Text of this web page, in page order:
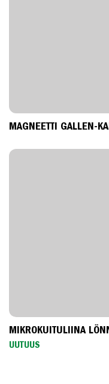
MAGNEETTI GALLEN-
MIKROKUITULIINA
UUTUUS